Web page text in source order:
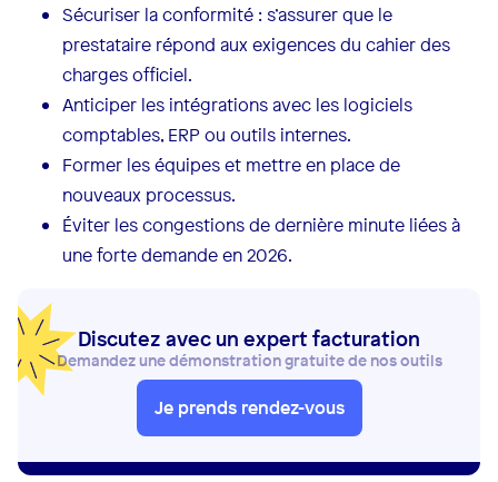
Sécuriser la conformité : s’assurer que le
prestataire répond aux exigences du cahier des
charges officiel.
Anticiper les intégrations avec les logiciels
comptables, ERP ou outils internes.
Former les équipes et mettre en place de
nouveaux processus.
Éviter les congestions de dernière minute liées à
une forte demande en 2026.
Discutez avec un expert facturation
Demandez une démonstration gratuite de nos outils
Je prends rendez-vous